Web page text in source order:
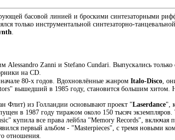
басовой линией и броскими синтезаторными
только инструментальной синтезаторно-
Alessandro Zanni и Stefano Cundari. Выпускались
на CD.
80-х годов. Вдохновлённые жанром Italo-Disco ,
вышедший в 1985 году, становится большим хитом.
из Голландии основывают проект "Laserdance",
в 1987 году тиражом около 150 тысяч
купила все права лейбла "Memory Records", включая
первый альбом - "Masterpieces", с тремя новыми
отношения.